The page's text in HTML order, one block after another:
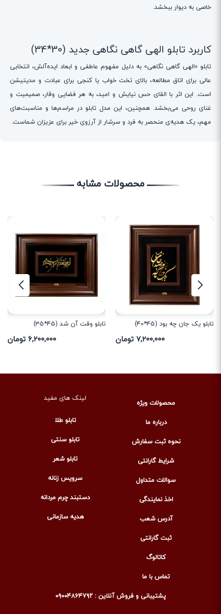
خاصی به دیوار ببخشد.
کاربرد تابلو الهی گاهی نگاهی جدید (30*34)
تابلو «الهی گاهی نگاهی» به دلیل مفهوم عاطفی و ابعاد ایده‌آلش، انتخابی
عالی برای اتاق مطالعه، بالای تخت خواب یا کنجی برای عبادت و مدیتیشن
است. این اثر با القای حس نیایش و امید، به هر فضایی وقار، صمیمیت و
غنای روحی می‌بخشد. همچنین، این مدل تابلو در مراسم‌ها و مناسبت‌های
مهم، یک هدیه‌ی منحصر به فرد و سرشار از آرزوی خیر برای عزیزان شماست.
محصولات مشابه
تابلو یک جان چه بود (45*40)
۷,۲۰۰,۰۰۰ تومان
تابلو وقت آن شد (45*35)
۶,۲۰۰,۰۰۰ تومان
محصولات ویژه
درباره ما
نحوه ثبت سفارش
شرایط گارانتی
سوالات متداول
اخذ نمایندگی
آدرس شعب
ثبت گارانتی
کاتالوگ
تماس با ما
لینک های مفید
تابلو طلا
تابلو سنتی
تابلو شعر
سرویس زنانه
دستبند چرم مردانه
هدیه سازمانی
پشتیبانی و فروش آنلاین : ۰۹۰۰۴۸۶۴۷۹۲